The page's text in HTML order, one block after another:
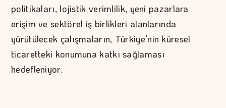
politikaları, lojistik verimlilik, yeni pazarlara
erişim ve sektörel iş birlikleri alanlarında
yürütülecek çalışmaların, Türkiye’nin küresel
ticaretteki konumuna katkı sağlaması
hedefleniyor.